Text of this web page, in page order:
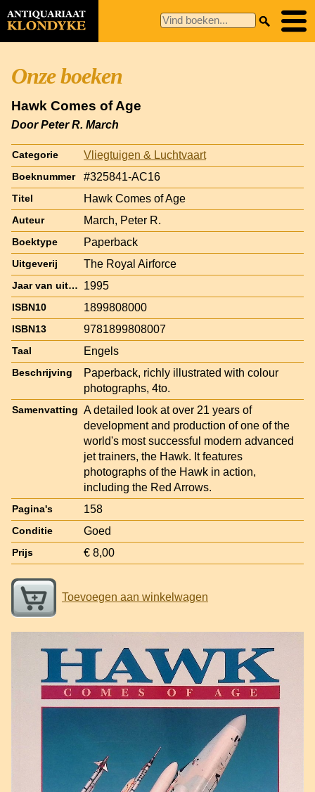
Onze boeken
Hawk Comes of Age
Door Peter R. March
Categorie Vliegtuigen & Luchtvaart
Boeknummer #325841-AC16
Titel Hawk Comes of Age
Auteur March, Peter R.
Boektype Paperback
Uitgeverij The Royal Airforce
Jaar van uitgave 1995
ISBN10 1899808000
ISBN13 9781899808007
Taal Engels
Beschrijving
Paperback, richly illustrated with colour
photographs, 4to.
Samenvatting A detailed look at over 21 years of
development and production of one of the
world's most successful modern advanced
jet trainers, the Hawk. It features
photographs of the Hawk in action,
including the Red Arrows.
Pagina's 158
Conditie Goed
Prijs € 8,00
Toevoegen aan winkelwagen